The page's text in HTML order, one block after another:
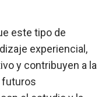
este tipo de
experiencial,
y contribuyen a la
futuros